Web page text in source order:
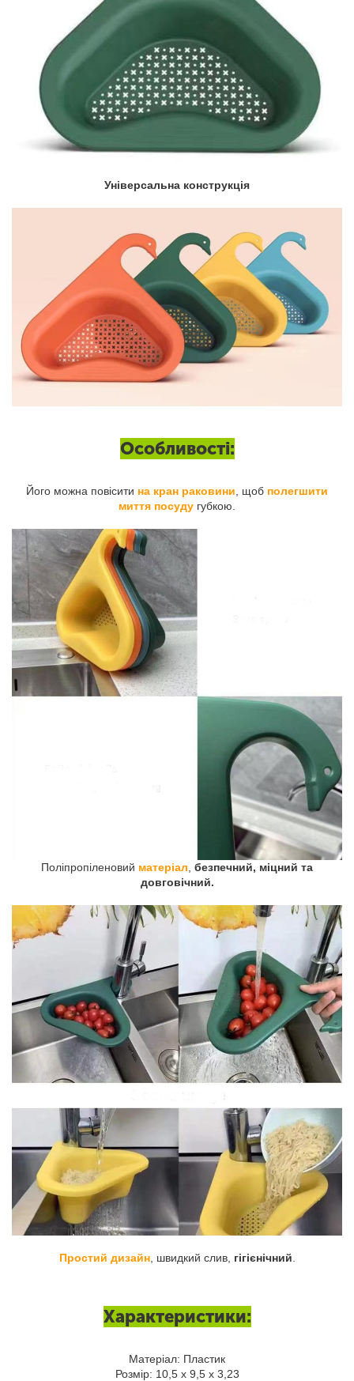
Універсальна конструкція
Особливості:
Його можна повісити на кран раковини, щоб полегшити
миття посуду губкою.
Поліпропіленовий матеріал безпечний, міцний та
довговічний.
Простий дизайн, швидкий слив, гігієнічний
Характеристики:
Матеріал: Пластик
Розмір: 10,5 х 9,5 х 3,23